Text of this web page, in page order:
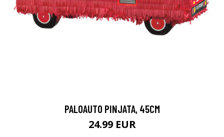
PALOAUTO PINJATA, 45CM
24.99 EUR